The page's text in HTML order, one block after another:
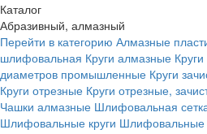
Каталог
Абразивный, алмазный
Перейти в категорию Алмазные
шлифовальная Круги алмазные
диаметров промышленные Круги
Круги отрезные Круги отрезные,
Чашки алмазные Шлифовальная
Шлифовальные круги Шлифовальные